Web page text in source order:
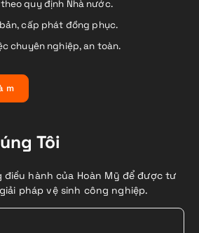
theo quy định Nhà nước.
cấp phát đồng phục.
chuyên nghiệp, an toàn.
m
Tôi
điều hành của Hoàn Mỹ để được tư
pháp vệ sinh công nghiệp.